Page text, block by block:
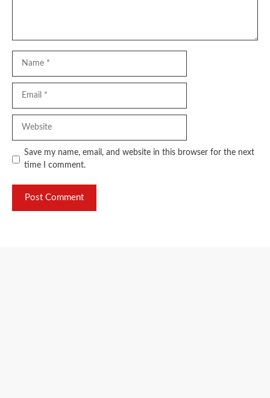
Save my name, email, and website in this browser for the next
time I comment.